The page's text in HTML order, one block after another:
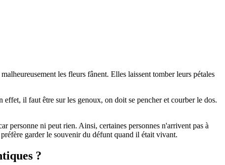
les fleurs fânent. Elles laissent tomber leurs pétales
il faut être sur les genoux, on doit se pencher et courber le dos.
personne ni peut rien. Ainsi, certaines personnes n'arrivent pas à
garder le souvenir du défunt quand il était vivant.
?